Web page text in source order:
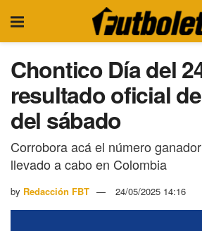
Chontico Día del
resultado oficial
del sábado
Corrobora acá el número
llevado a cabo en Colombia
by Redacción FBT 24/05/2025 14:16